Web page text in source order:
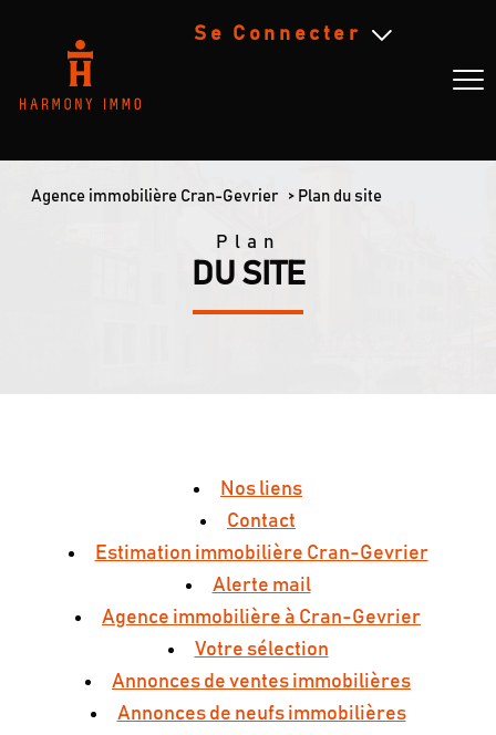
Se Connecter
Agence immobilière Cran-Gevrier Plan du site
Plan
DU SITE
Nos liens
Contact
Estimation immobilière Cran-Gevrier
Alerte mail
Agence immobilière à Cran-Gevrier
Votre sélection
Annonces de ventes immobilières
Annonces de neufs immobilières